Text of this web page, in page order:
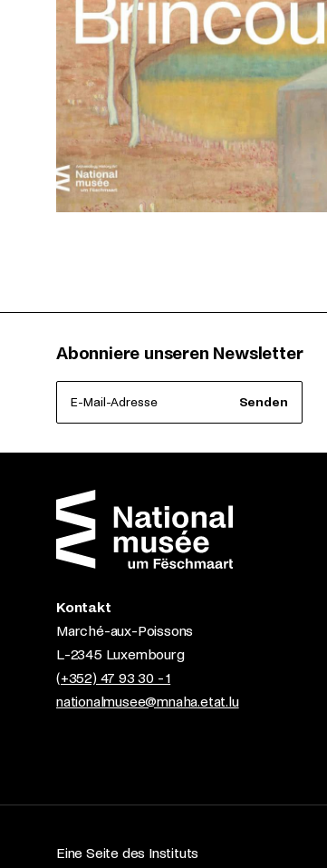
Abonniere unseren Newsletter
E-Mail-Adresse Senden
Kontakt
Marché-aux-Poissons
L-2345 Luxembourg
(+352) 47 93 30 - 1
nationalmusee@mnaha.etat.lu
Eine Seite des Instituts